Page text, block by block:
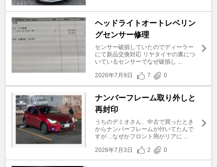
ヘッドライトオートレベリン
グセンサー修理
センサー破損していたのでディーラー
にて新品交換対応 リヤタイヤの裏につ
いているセンサーでなぜ破損し ...
2026年7月9日
7 0
ナンバーフレーム取り外しと
再封印
うちのデミオさん、中古で買ったとき
からナンバーフレームが付いてたんで
すが…なぜかフロント用がリアに ...
2026年7月3日
2 0